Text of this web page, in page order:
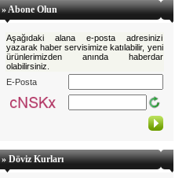
» Abone Olun
Aşağıdaki alana e-posta adresinizi
yazarak haber servisimize katılabilir, yeni
ürünlerimizden anında haberdar
olabilirsiniz.
E-Posta
» Döviz Kurları